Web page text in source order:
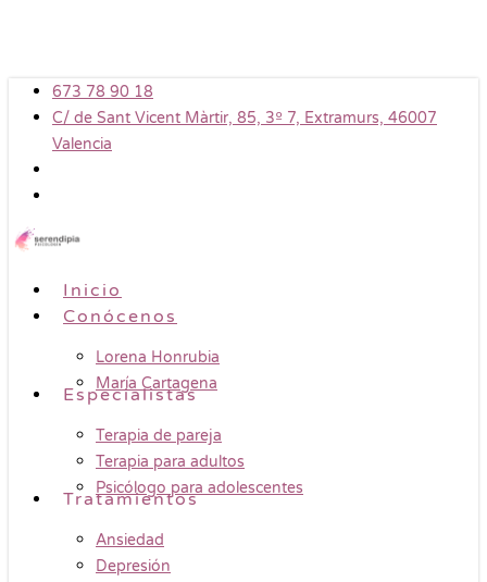
content673 78 90 18
C/ de Sant Vicent Màrtir, 85, 3º 7, Extramurs, 46007
Valencia
Menu
Inicio
Conócenos
Lorena Honrubia
María Cartagena
Especialistas
Terapia de pareja
Terapia para adultos
Psicólogo para adolescentes
Tratamientos
Ansiedad
Depresión